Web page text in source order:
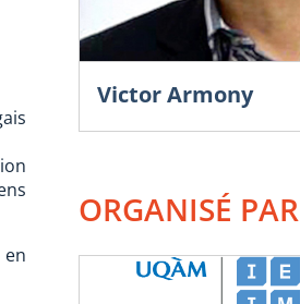
en
Victor Armony
ORGANISÉ PAR